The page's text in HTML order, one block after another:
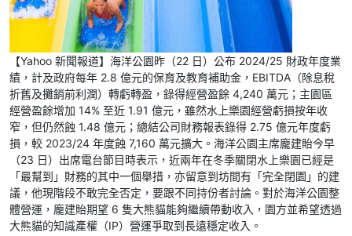
【Yahoo 新聞報道】海洋公園昨（22 日）公布 2024/25 財政年度業
績，計及政府每年 2.8 億元的保育及教育補助金，EBITDA（除息稅
折舊及攤銷前利潤）轉虧轉盈，錄得經營盈餘 4,240 萬元；主園區
經營盈餘增加 14% 至近 1.91 億元，雖然水上樂園經營虧損按年收
窄，但仍然蝕 1.48 億元；總結公司財務報表錄得 2.75 億元年度虧
損，較 2023/24 年度蝕 7,160 萬元擴大。海洋公園主席龐建貽今早
（23 日）出席電台節目時表示，近兩年在冬季關閉水上樂園已經是
「最幫到」財務的其中一個舉措，亦留意到坊間有「完全閉園」的建
議，他現階段不敢完全否定，要跟不同持份者討論。對於海洋公園整
體營運，龐建貽期望 6 隻大熊貓能夠繼續帶動收入，園方並希望透過
大熊貓的知識產權（IP）營運爭取到長遠穩定收入。